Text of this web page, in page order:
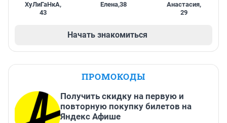
ХуЛиГаНкА,
43
Елена,38 Анастасия,
29
Начать знакомиться
ПРОМОКОДЫ
Получить скидку на первую и
повторную покупку билетов на
Яндекс Афише